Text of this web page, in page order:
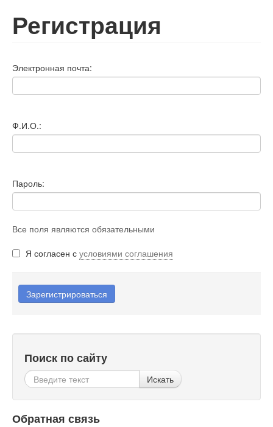
Регистрация
Электронная почта:
Ф.И.О.:
Пароль:
Все поля являются обязательными
Я согласен с условиями соглашения
Поиск по сайту
Искать
Обратная связь